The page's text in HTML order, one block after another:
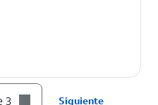
3 Siguiente